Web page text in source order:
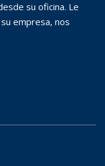
su oficina. Le
empresa, nos